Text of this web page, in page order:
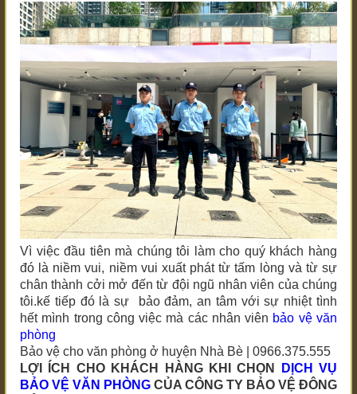
Vì việc đầu tiên mà chúng tôi làm cho quý khách hàng
đó là niềm vui, niềm vui xuất phát từ tấm lòng và từ sự
chân thành cởi mở đến từ đội ngũ nhân viên của chúng
tôi.kế tiếp đó là sự bảo đảm, an tâm với sự nhiệt tình
hết mình trong công việc mà các nhân viên bảo vệ văn
phòng
Bảo vệ cho văn phòng ở huyện Nhà Bè | 0966.375.555
LỢI ÍCH CHO KHÁCH HÀNG KHI CHỌN
DỊCH VỤ
BẢO VỆ VĂN PHÒNG CỦA CÔNG TY BẢO VỆ ĐÔNG